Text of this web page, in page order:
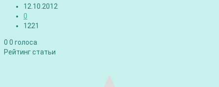
12.10.2012
0
1221
0 0 голоса
Рейтинг статьи